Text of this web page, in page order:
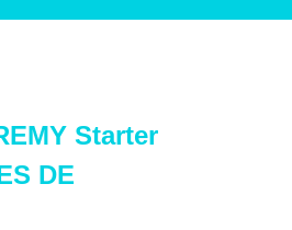
Starter
DE